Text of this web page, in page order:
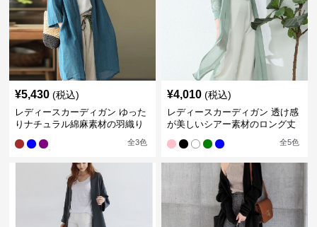
¥5,430 (税込)
レディースカーディガン ゆった
りナチュラル綿麻素材の羽織り
全3色
¥4,010 (税込)
レディースカーディガン 透け感
が美しいシアー素材のロング丈
全5色